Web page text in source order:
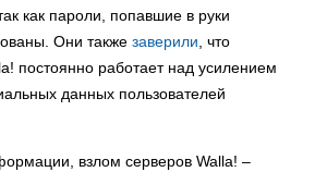
как пароли, попавшие в руки
Они также заверили, что
постоянно работает над усилением
данных пользователей
взлом серверов Walla! –